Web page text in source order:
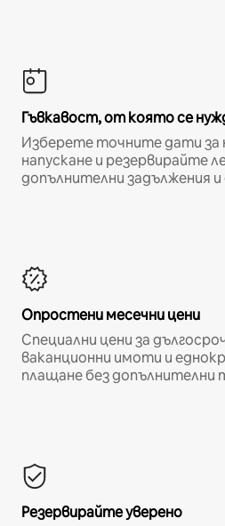
Гъвкавост, от която се
Изберете точните дати за
напускане и резервирайте
допълнителни задължения
Опростени месечни цени
Специални цени за
ваканционни имоти и
плащане без допълнителни
Резервирайте уверено